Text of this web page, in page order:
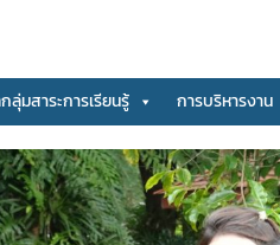
ลุ่มสาระการเรียนรู้ การบริหารงาน